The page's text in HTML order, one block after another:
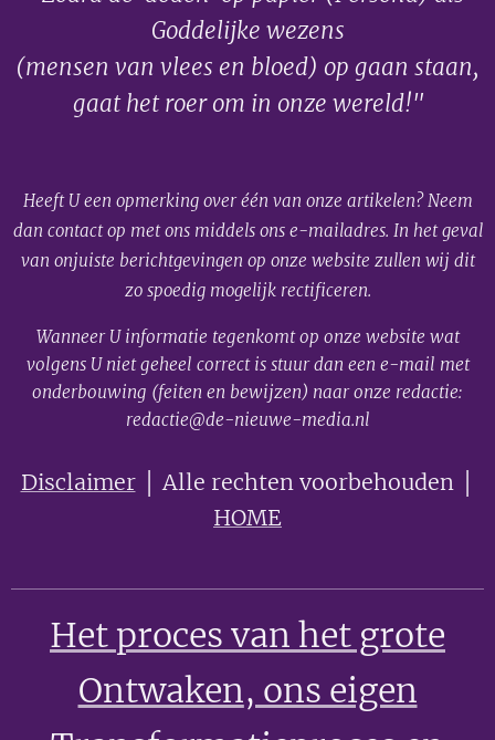
Goddelijke wezens
(mensen van vlees en bloed) op gaan staan,
gaat het roer om in onze wereld!"
Heeft U een opmerking over één van onze artikelen? Neem
dan contact op met ons middels ons e-mailadres. In het geval
van onjuiste berichtgevingen op onze website zullen wij dit
zo spoedig mogelijk rectificeren.
Wanneer U informatie tegenkomt op onze website wat
volgens U niet geheel correct is stuur dan een e-mail met
onderbouwing (feiten en bewijzen) naar onze redactie:
redactie@de-nieuwe-media.nl
Disclaimer│ Alle rechten voorbehouden │
HOME
Het proces van het grote
Ontwaken, ons eigen